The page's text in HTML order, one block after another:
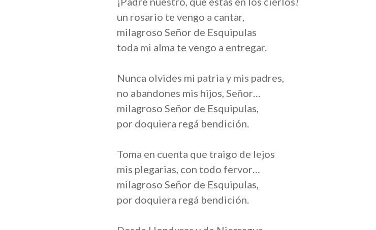
un rosario te vengo a cantar,
milagroso Señor de Esquipulas
toda mi alma te vengo a entregar.
Nunca olvides mi patria y mis padres,
no abandones mis hijos, Señor…
milagroso Señor de Esquipulas,
por doquiera regá bendición.
Toma en cuenta que traigo de lejos
mis plegarias, con todo fervor…
milagroso Señor de Esquipulas,
por doquiera regá bendición.